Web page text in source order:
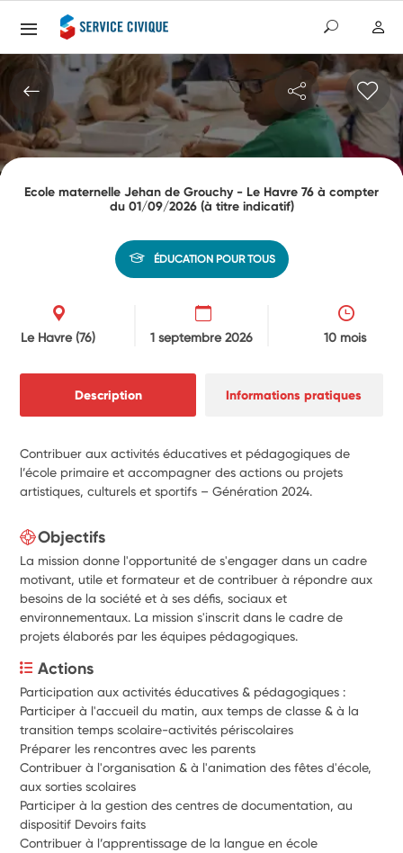
Ecole maternelle Jehan de Grouchy - Le Havre 76 à compter
du 01/09/2026 (à titre indicatif)
ÉDUCATION POUR TOUS
Le Havre(76) 1 septembre 2026 10 mois
Description Informations pratiques
Contribuer aux activités éducatives et pédagogiques de
l’école primaire et accompagner des actions ou projets
artistiques, culturels et sportifs – Génération 2024.
Objectifs
La mission donne l'opportunité de s'engager dans un cadre
motivant, utile et formateur et de contribuer à répondre aux
besoins de la société et à ses défis, sociaux et
environnementaux. La mission s'inscrit dans le cadre de
projets élaborés par les équipes pédagogiques.
Actions
Participation aux activités éducatives & pédagogiques :
Participer à l'accueil du matin, aux temps de classe & à la
transition temps scolaire-activités périscolaires
Préparer les rencontres avec les parents
Contribuer à l'organisation & à l'animation des fêtes d'école,
aux sorties scolaires
Participer à la gestion des centres de documentation, au
dispositif Devoirs faits
Contribuer à l’apprentissage de la langue en école